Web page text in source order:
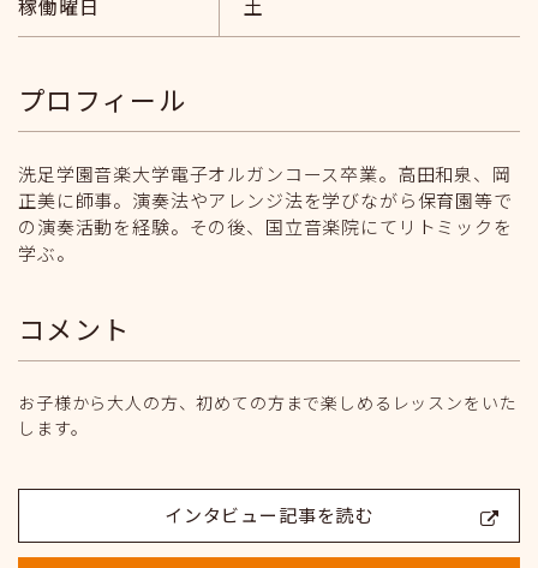
稼働曜日
土
プロフィール
洗足学園音楽大学電子オルガンコース卒業。高田和泉、岡
正美に師事。演奏法やアレンジ法を学びながら保育園等で
の演奏活動を経験。その後、国立音楽院にてリトミックを
学ぶ。
コメント
お子様から大人の方、初めての方まで楽しめるレッスンをいた
します。
インタビュー記事を読む